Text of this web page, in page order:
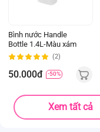
Bình nước Handle
Bottle 1.4L-Màu xám
(2)
50.000đ -50%
Xem tất cả